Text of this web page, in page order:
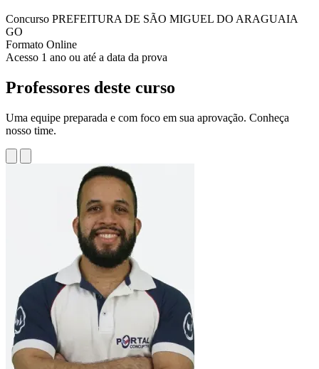
Concurso PREFEITURA DE SÃO MIGUEL DO ARAGUAIA
GO
Formato Online
Acesso 1 ano ou até a data da prova
Professores deste curso
Uma equipe preparada e com foco em sua aprovação. Conheça
nosso time.